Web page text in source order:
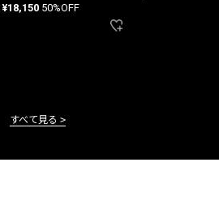
¥18,150 50%OFF
すべて見る